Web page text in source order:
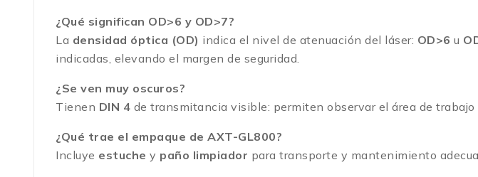
¿Qué significan OD>6 y OD>7?
La densidad óptica (OD) indica el nivel de atenuación del láser: OD>6 u
indicadas, elevando el margen de seguridad.
¿Se ven muy oscuros?
Tienen DIN 4 de transmitancia visible: permiten observar el área de
¿Qué trae el empaque de AXT-GL800?
Incluye estuche y paño limpiador para transporte y mantenimiento